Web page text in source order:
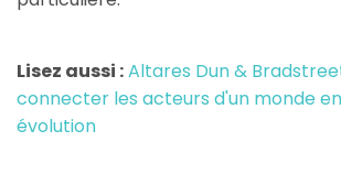
Lisez aussi :Altares Dun &
connecter les acteurs d'un monde
évolution